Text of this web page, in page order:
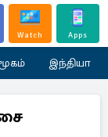
Watch Apps
இந்தியா